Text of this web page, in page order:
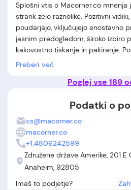
Splošni vtis o Macorner.co mnenja
strank zelo raznolike. Pozitivni
poudarjajo, vključujejo enostavno
jasnim predogledom, široko izbiro
kakovostno tiskanje in pakiranje.
odziven in prijazen podporni
drugi strani se več uporabnikov
izkušenj s komunikacijo pri
zamenjavo. Nekateri poročajo o
posameznih izdelkov ali občutku
(npr. razlike med prikazanimi in
Pojavljajo se tudi primeri, kjer
dostavljeno ali je bila rešitev
Skupno gledano Macorner.co nudi
personalizirana darila, vendar
Preberi več
Poglej vse 189
Podatki o
cs@macorner.co
macorner.co
+1.4806242599
Združene države Amerike, 201 E
Anaheim, 92805
Imaš to podjetje?